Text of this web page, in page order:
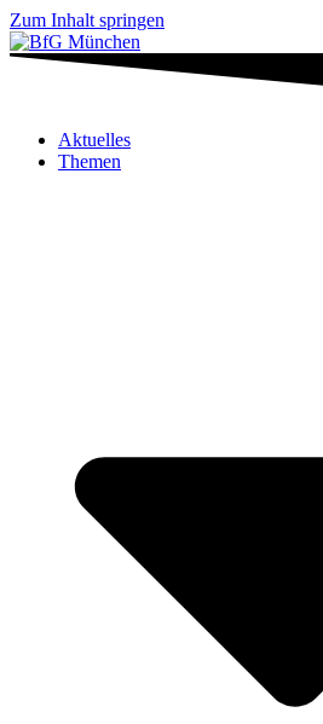
Zum Inhalt springen
Aktuelles
Themen